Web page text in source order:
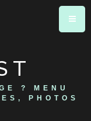
? MENU
PHOTOS